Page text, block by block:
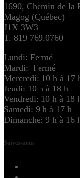
1690, Chemin de la
Magog (Québec)
J1X 3W3
T. 819 769.0760
Lundi: Fermé
Mardi: Fermé
Mercredi: 10 h à 17
Jeudi: 10 h à 18 h
Vendredi: 10 h à 18
Samedi: 9 h à 17 h
Dimanche: 9 h à 16
Suivez-nous